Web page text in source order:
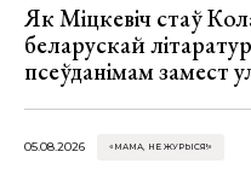
Як Міцкевіч стаў
беларускай
псеўданімам замест
05.08.2026 «МАМА, НЕ ЖУРЫСЯ!»